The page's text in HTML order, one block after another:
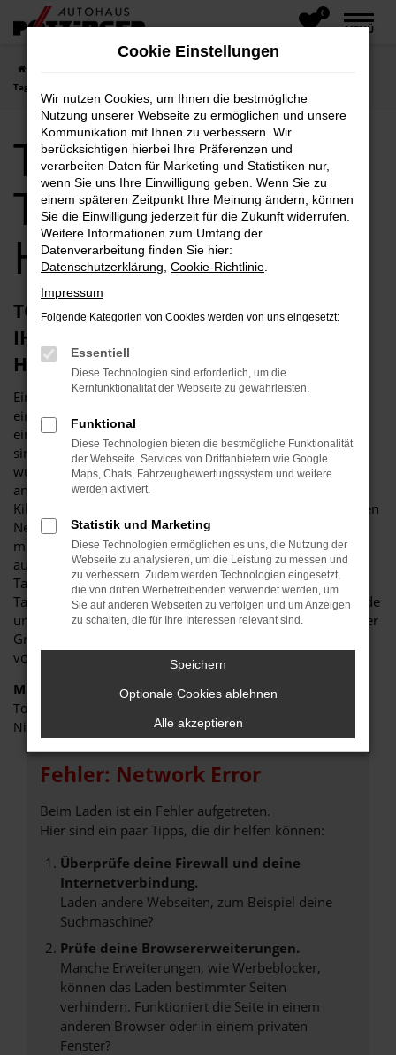
Zum
0
MENÜ
Tageszulassung Holzkirchen
Toyota Corolla
Tageszulassung
Holzkirchen
TOYOTA COROLLA TAGESZULASSUNG –
IHRE MOBILITÄTS-ALTERNATIVE FÜR
HOLZKIRCHEN
Eine Toyota Corolla Tageszulassung für Holzkirchen stellt
eine erstklassige Alternative für all diejenigen dar, die an
einem Neuwagen zum Gebrauchtwagenpreis interessiert
sind. Richtig gelesen: eine Toyota Corolla Tageszulassung
wurde weder auf den Straßen von Holzkirchen noch
anderswo gefahren und weist in aller Regel einen
Kilometerstand von „0“ auf. Es handelt sich um einen echten
Neuwagen aus der aktuellen Generation, der in aller Regel
mit allen nur erdenklichen Extras und Assistenzsystemen
ausgestattet ist. Sie fragen, was eine Toyota Corolla
Tageszulassung für Holzkirchen so günstig macht? Die
Tatsache, dass das Fahrzeug für einen Tag zugelassen wurde
und somit formell als Gebrauchtwagen angeboten wird. Der
Grund für diese Vorgehensweise liegt in den sonst
vorhandenen Preisvorgaben durch den Hersteller.
Marken
Toyota
Nissan
Fehler: Network Error
Beim Laden ist ein Fehler aufgetreten.
Hier sind ein paar Tipps, die dir helfen können:
Überprüfe deine Firewall und deine
Internetverbindung.
Laden andere Webseiten, zum Beispiel deine
Suchmaschine?
Prüfe deine Browsererweiterungen.
Manche Erweiterungen, wie Werbeblocker,
können das Laden bestimmter Seiten
verhindern. Funktioniert die Seite in einem
anderen Browser oder in einem privaten
Fenster?
Cookie Einstellungen
Wir nutzen Cookies, um Ihnen die bestmögliche
Nutzung unserer Webseite zu ermöglichen und unsere
Kommunikation mit Ihnen zu verbessern. Wir
berücksichtigen hierbei Ihre Präferenzen und
verarbeiten Daten für Marketing und Statistiken nur,
wenn Sie uns Ihre Einwilligung geben. Wenn Sie zu
einem späteren Zeitpunkt Ihre Meinung ändern, können
Sie die Einwilligung jederzeit für die Zukunft widerrufen.
Weitere Informationen zum Umfang der
Datenverarbeitung finden Sie hier:
Datenschutzerklärung Cookie-Richtlinie
Impressum
Folgende Kategorien von Cookies werden von uns eingesetzt:
Essentiell
Diese Technologien sind erforderlich, um die
Kernfunktionalität der Webseite zu gewährleisten.
Funktional
Diese Technologien bieten die bestmögliche Funktionalität
der Webseite. Services von Drittanbietern wie Google
Maps, Chats, Fahrzeugbewertungssystem und weitere
werden aktiviert.
Statistik und Marketing
Diese Technologien ermöglichen es uns, die Nutzung der
Webseite zu analysieren, um die Leistung zu messen und
zu verbessern. Zudem werden Technologien eingesetzt,
die von dritten Werbetreibenden verwendet werden, um
Sie auf anderen Webseiten zu verfolgen und um Anzeigen
zu schalten, die für Ihre Interessen relevant sind.
Speichern
Optionale Cookies ablehnen
Alle akzeptieren